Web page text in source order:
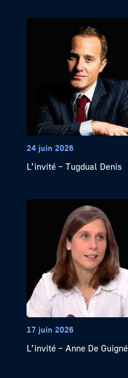
24 juin 2026
L’invité – Tugdual Denis
17 juin 2026
L’invité – Anne De Guigné